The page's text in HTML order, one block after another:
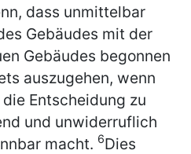
dass unmittelbar
Gebäudes mit der
Gebäudes begonnen
auszugehen, wenn
Entscheidung zu
und unwiderruflich
macht. 6Dies